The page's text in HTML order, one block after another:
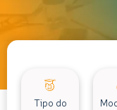
Tipo do